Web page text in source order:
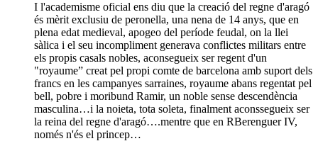
I l'academisme oficial ens diu que la creació del regne d'aragó
és mèrit exclusiu de peronella, una nena de 14 anys, que en
plena edat medieval, apogeo del període feudal, on la llei
sàlica i el seu incompliment generava conflictes militars entre
els propis casals nobles, aconsegueix ser regent d'un
"royaume” creat pel propi comte de barcelona amb suport dels
francs en les campanyes sarraines, royaume abans regentat pel
bell, pobre i moribund Ramir, un noble sense descendència
masculina…i la noieta, tota soleta, finalment aconssegueix ser
la reina del regne d'aragó….mentre que en RBerenguer IV,
només n'és el princep…